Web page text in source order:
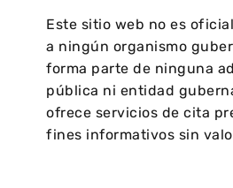
Este sitio web no es
a ningún organismo
forma parte de ninguna
pública ni entidad
ofrece servicios de cita
fines informativos sin